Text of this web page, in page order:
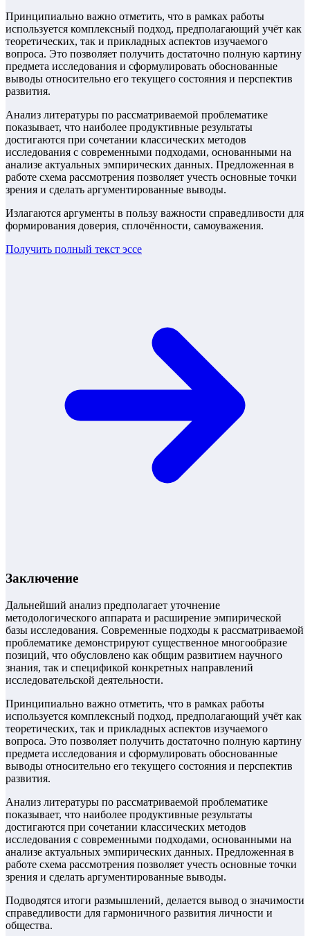
Принципиально важно отметить, что в рамках работы
используется комплексный подход, предполагающий учёт как
теоретических, так и прикладных аспектов изучаемого
вопроса. Это позволяет получить достаточно полную картину
предмета исследования и сформулировать обоснованные
выводы относительно его текущего состояния и перспектив
развития.
Анализ литературы по рассматриваемой проблематике
показывает, что наиболее продуктивные результаты
достигаются при сочетании классических методов
исследования с современными подходами, основанными на
анализе актуальных эмпирических данных. Предложенная в
работе схема рассмотрения позволяет учесть основные точки
зрения и сделать аргументированные выводы.
Излагаются аргументы в пользу важности справедливости для
формирования доверия, сплочённости, самоуважения.
Получить полный текст эссе
Заключение
Дальнейший анализ предполагает уточнение
методологического аппарата и расширение эмпирической
базы исследования. Современные подходы к рассматриваемой
проблематике демонстрируют существенное многообразие
позиций, что обусловлено как общим развитием научного
знания, так и спецификой конкретных направлений
исследовательской деятельности.
Принципиально важно отметить, что в рамках работы
используется комплексный подход, предполагающий учёт как
теоретических, так и прикладных аспектов изучаемого
вопроса. Это позволяет получить достаточно полную картину
предмета исследования и сформулировать обоснованные
выводы относительно его текущего состояния и перспектив
развития.
Анализ литературы по рассматриваемой проблематике
показывает, что наиболее продуктивные результаты
достигаются при сочетании классических методов
исследования с современными подходами, основанными на
анализе актуальных эмпирических данных. Предложенная в
работе схема рассмотрения позволяет учесть основные точки
зрения и сделать аргументированные выводы.
Подводятся итоги размышлений, делается вывод о значимости
справедливости для гармоничного развития личности и
общества.